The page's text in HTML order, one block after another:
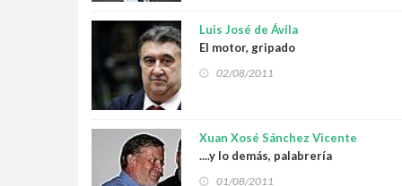
Luis José de Ávila
El motor, gripado
02/08/2011
Xuan Xosé Sánchez Vicente
....y lo demás, palabrería
01/08/2011